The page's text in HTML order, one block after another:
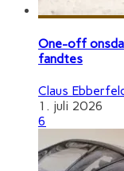
One-off
fandtes
Claus
1. juli 2026
6